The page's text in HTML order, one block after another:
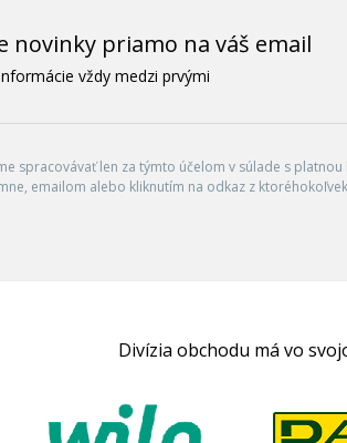
novinky priamo na váš email
vždy medzi prvými
spracovávať len za týmto účelom v súlade s
emailom alebo kliknutím na odkaz z
Divízia obchodu má vo